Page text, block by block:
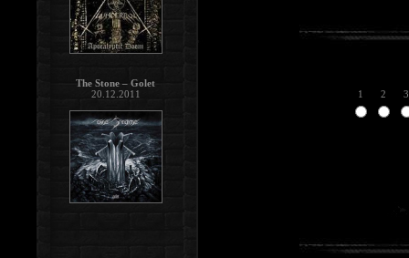
1 2 3
The Stone – Golet
20.12.2011